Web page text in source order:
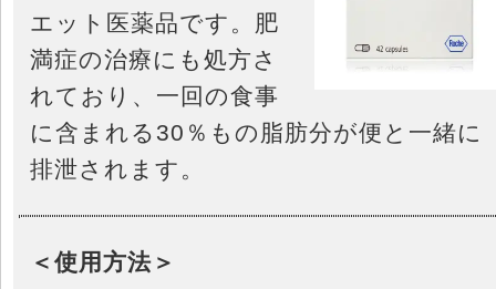
エット医薬品です。肥
満症の治療にも処方さ
れており、一回の食事
に含まれる30％もの脂肪分が便と一緒に
排泄されます。
＜使用方法＞